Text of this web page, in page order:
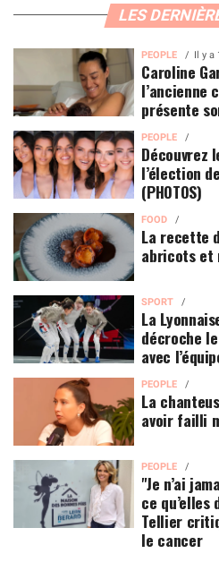
LES
PEOPLE Il y a
Caroline
l’ancienne
présente
PEOPLE
Découvrez
l’élection
(PHOTOS)
FOOD
La recette
abricots et
SPORT
La
décroche
avec
PEOPLE
La
avoir failli
PEOPLE
"Je n’ai
ce
Tellier
le cancer